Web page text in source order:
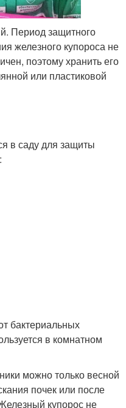
Период защитного
железного купороса не
поэтому хранить его
или пластиковой
в саду для защиты
бактериальных
в комнатном
можно только весной
почек или после
купорос не